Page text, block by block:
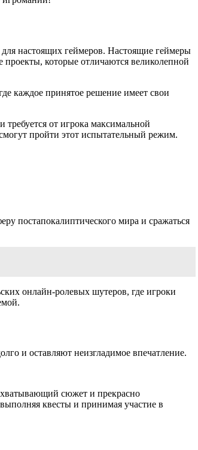
настоящих геймеров. Настоящие геймеры
которые отличаются великолепной
каждое принятое решение имеет свои
от игрока максимальной
пройти этот испытательный режим.
постапокалиптического мира и сражаться
онлайн-ролевых шутеров, где игроки
и оставляют неизгладимое впечатление.
сюжет и прекрасно
квесты и принимая участие в